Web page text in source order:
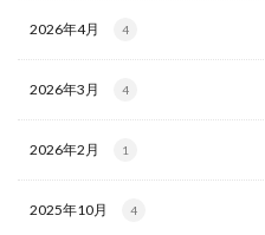
2026年4月 4
2026年3月 4
2026年2月 1
2025年10月 4